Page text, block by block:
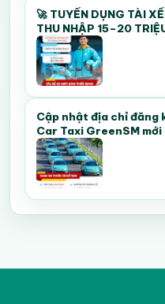
🚀 TUYỂN DỤNG TÀI
THU NHẬP 15–20
Cập nhật địa chỉ đăng
Car Taxi GreenSM